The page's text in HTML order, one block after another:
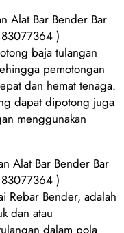
Alat Bar Bender Bar
)
baja tulangan
pemotongan
dan hemat tenaga.
dapat dipotong juga
menggunakan
Alat Bar Bender Bar
)
Rebar Bender, adalah
dan atau
dalam pola